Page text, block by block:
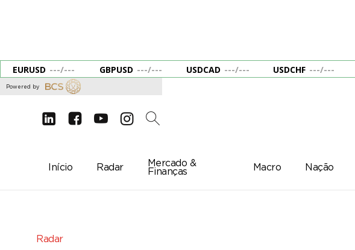
EURUSD ---/--- GBPUSD ---/--- USDCAD ---/--- USDCHF ---/---
Powered by
d e g c 2
Início Radar
Mercado &
Finanças
Macro Nação
Radar